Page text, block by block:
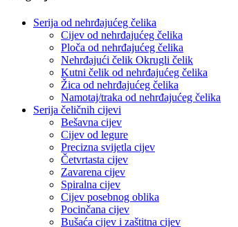
Serija od nehrđajućeg čelika
Cijev od nehrđajućeg čelika
Ploča od nehrđajućeg čelika
Nehrđajući čelik Okrugli čelik
Kutni čelik od nehrđajućeg čelika
Žica od nehrđajućeg čelika
Namotaj/traka od nehrđajućeg čelika
Serija čeličnih cijevi
Bešavna cijev
Cijev od legure
Precizna svijetla cijev
Četvrtasta cijev
Zavarena cijev
Spiralna cijev
Cijev posebnog oblika
Pocinčana cijev
Bušaća cijev i zaštitna cijev